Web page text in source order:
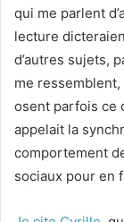
qui me parlent
lecture
d’autres sujets,
me ressemblent,
osent parfois ce
appelait la
comportement
sociaux pour en